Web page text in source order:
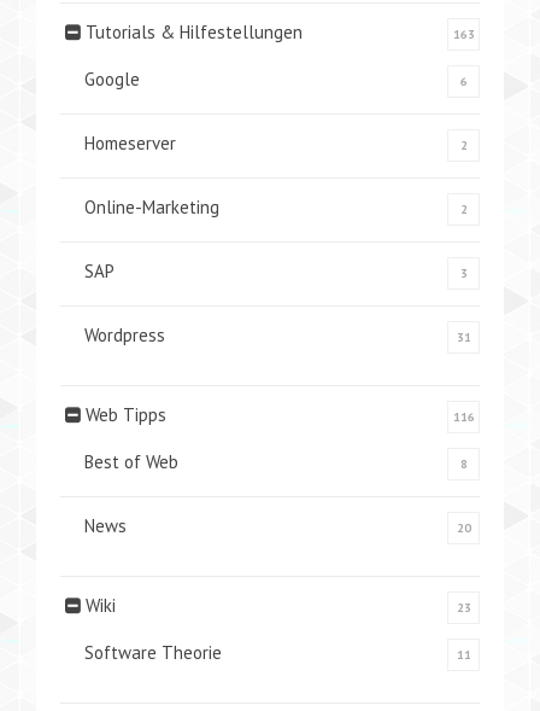
Tutorials & Hilfestellungen 163
Google 6
Homeserver 2
Online-Marketing 2
SAP 3
Wordpress 31
Web Tipps 116
Best of Web 8
News 20
Wiki 23
Software Theorie 11